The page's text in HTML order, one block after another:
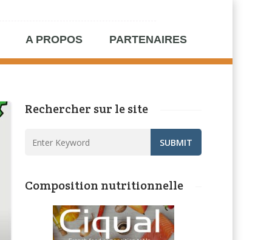
A PROPOS PARTENAIRES
Rechercher sur le site
Composition nutritionnelle